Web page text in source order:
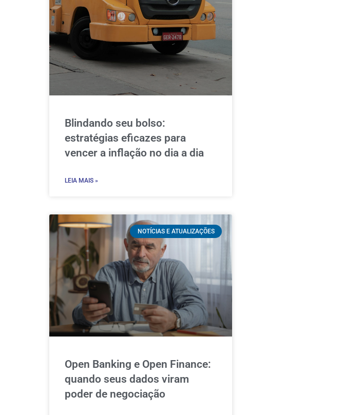
Blindando seu bolso:
estratégias eficazes para
vencer a inflação no dia a dia
LEIA MAIS »
NOTÍCIAS E ATUALIZAÇÕES
Open Banking e Open Finance:
quando seus dados viram
poder de negociação